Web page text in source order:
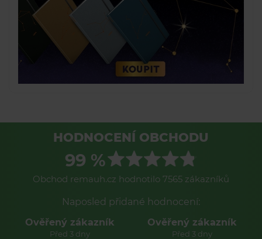
HODNOCENÍ OBCHODU
99 %
Obchod remauh.cz hodnotilo 7565 zákazníků
Naposled přidané hodnocení:
Ověřený zákazník
Před 3 dny
Ověřený zákazník
Před 3 dny